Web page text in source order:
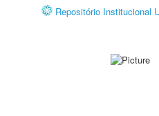
Repositório Institucional